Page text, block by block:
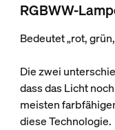
RGBWW-
Bedeutet „rot,
Die zwei
dass das Licht
meisten
diese Technologie.